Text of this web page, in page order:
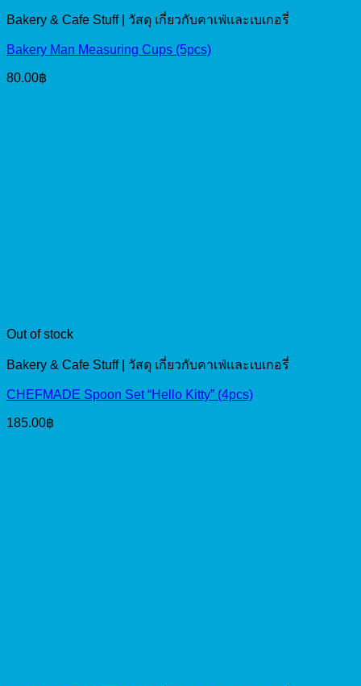
Bakery & Cafe Stuff | วัสดุ เกี่ยวกับคาเฟ่และเบเกอรี่
Bakery Man Measuring Cups (5pcs)
80.00฿
Out of stock
Bakery & Cafe Stuff | วัสดุ เกี่ยวกับคาเฟ่และเบเกอรี่
CHEFMADE Spoon Set “Hello Kitty” (4pcs)
185.00฿